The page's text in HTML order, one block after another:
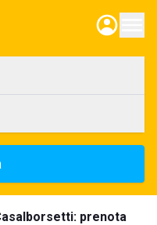
prenota